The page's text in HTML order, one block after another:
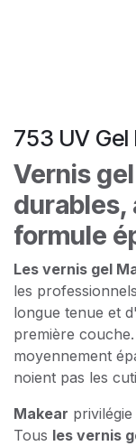
753 UV Gel
Vernis
durables,
formule
Les vernis gel
les
longue tenue et
première
moyennement
noient pas les
Makear
Tous les vernis